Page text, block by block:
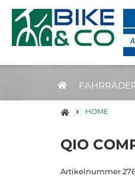
HOME
QIO
Artikelnummer